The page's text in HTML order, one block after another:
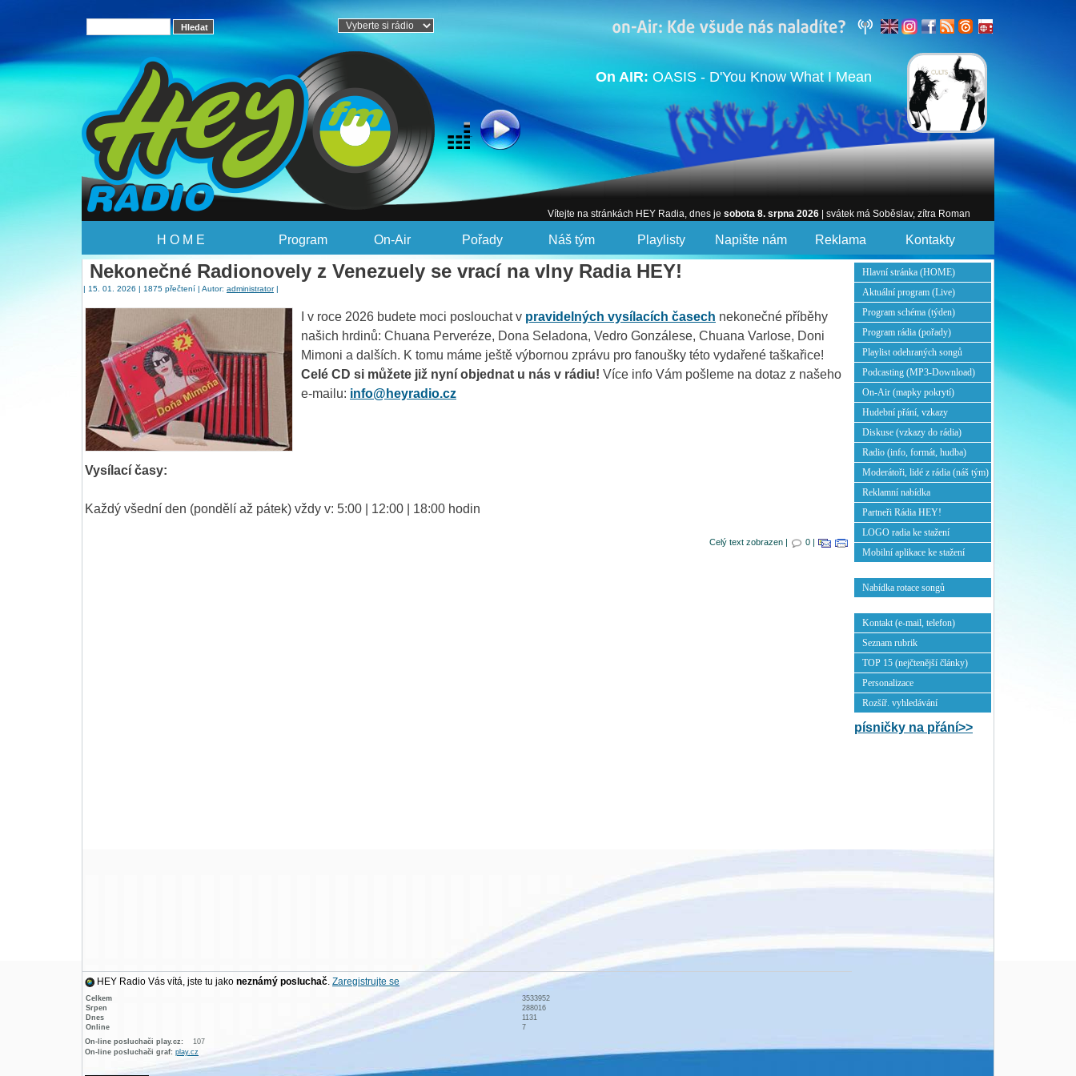
On AIR: OASIS - D'You Know What I Mean
Vítejte na stránkách HEY Radia, dnes je sobota 8. srpna 2026 | svátek má Soběslav, zítra Roman
H O M E Program On-Air Pořady Náš tým Playlisty Napište nám Reklama Kontakty
Nekonečné Radionovely z Venezuely se vrací na vlny Radia HEY!
| 15. 01. 2026 | 1875 přečtení | Autor: administrator|
I v roce 2026 budete moci poslouchat v pravidelných vysílacích časech nekonečné příběhy
našich hrdinů: Chuana Perveréze, Dona Seladona, Vedro Gonzálese, Chuana Varlose, Doni
Mimoni a dalších. K tomu máme ještě výbornou zprávu pro fanoušky této vydařené taškařice!
Celé CD si můžete již nyní objednat u nás v rádiu! Více info Vám pošleme na dotaz z našeho
e-mailu: info@heyradio.cz
Vysílací časy:
Každý všední den (pondělí až pátek) vždy v: 5:00 | 12:00 | 18:00 hodin
Celý text zobrazen | 0 |
HEY Radio Vás vítá, jste tu jako neznámý posluchač. Zaregistrujte se
Celkem
3533952
Srpen
288016
Dnes
1131
Online
7
On-line posluchači play.cz:
107
On-line posluchači graf: play.cz
Hlavní stránka (HOME)
Aktuální program (Live)
Program schéma (týden)
Program rádia (pořady)
Playlist odehraných songů
Podcasting (MP3-Download)
On-Air (mapky pokrytí)
Hudební přání, vzkazy
Diskuse (vzkazy do rádia)
Radio (info, formát, hudba)
Moderátoři, lidé z rádia (náš tým)
Reklamní nabídka
Partneři Rádia HEY!
LOGO radia ke stažení
Mobilní aplikace ke stažení
Nabídka rotace songů
Kontakt (e-mail, telefon)
Seznam rubrik
TOP 15 (nejčtenější články)
Personalizace
Rozšíř. vyhledávání
písničky na přání>>